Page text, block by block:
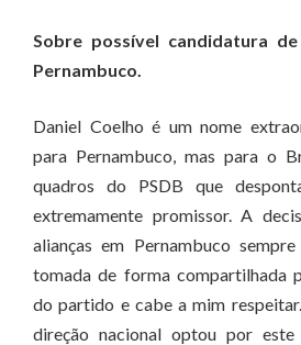
Sobre possível candidatura
Pernambuco.
Daniel Coelho é um nome
para Pernambuco, mas para o
quadros do PSDB que
extremamente promissor. A
alianças em Pernambuco
tomada de forma compartilhada
do partido e cabe a mim
direção nacional optou por